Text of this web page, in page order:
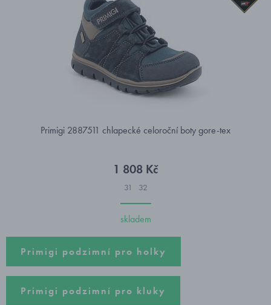
Primigi 2887511 chlapecké celoroční boty gore-tex
1 808 Kč
31 32
skladem
Primigi podzimní pro holky
Primigi podzimní pro kluky